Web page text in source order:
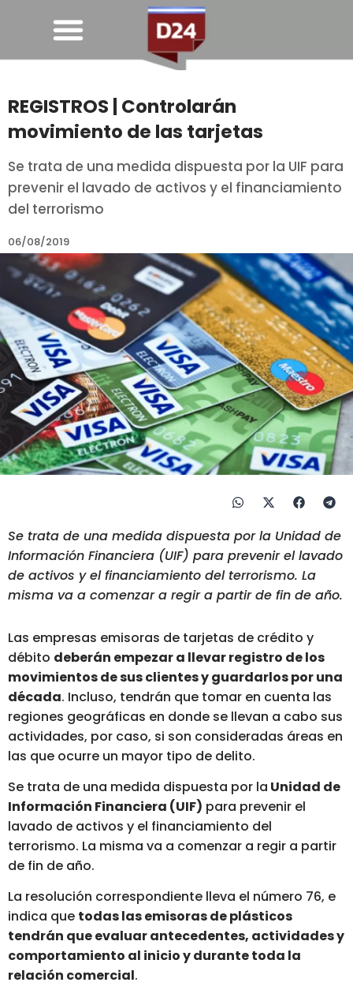
REGISTROS | Controlarán
movimiento de las tarjetas
Se trata de una medida dispuesta por la UIF para
prevenir el lavado de activos y el financiamiento
del terrorismo
06/08/2019
Se trata de una medida dispuesta por la Unidad de
Información Financiera (UIF) para prevenir el lavado
de activos y el financiamiento del terrorismo. La
misma va a comenzar a regir a partir de fin de año.
Las empresas emisoras de tarjetas de crédito y
débito deberán empezar a llevar registro de los
movimientos de sus clientes y guardarlos por una
década. Incluso, tendrán que tomar en cuenta las
regiones geográficas en donde se llevan a cabo sus
actividades, por caso, si son consideradas áreas en
las que ocurre un mayor tipo de delito.
Se trata de una medida dispuesta por la Unidad de
Información Financiera (UIF) para prevenir el
lavado de activos y el financiamiento del
terrorismo. La misma va a comenzar a regir a partir
de fin de año.
La resolución correspondiente lleva el número 76, e
indica que todas las emisoras de plásticos
tendrán que evaluar antecedentes, actividades y
comportamiento al inicio y durante toda la
relación comercial.